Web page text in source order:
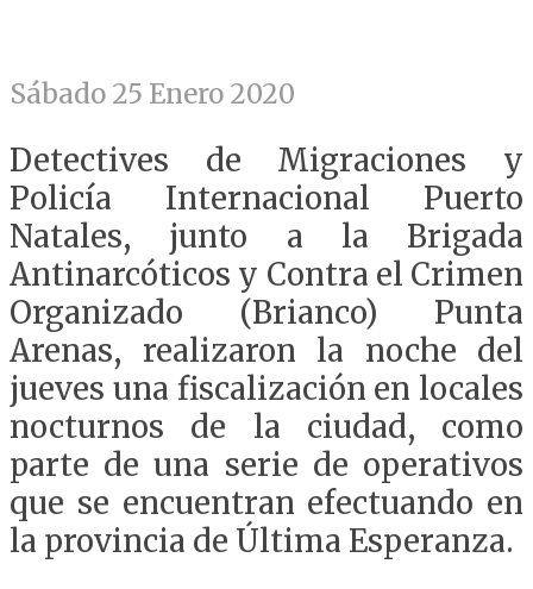
Sábado 25 Enero 2020
Detectives de Migraciones y
Policía Internacional Puerto
Natales, junto a la Brigada
Antinarcóticos y Contra el Crimen
Organizado (Brianco) Punta
Arenas, realizaron la noche del
jueves una fiscalización en locales
nocturnos de la ciudad, como
parte de una serie de operativos
que se encuentran efectuando en
la provincia de Última Esperanza.